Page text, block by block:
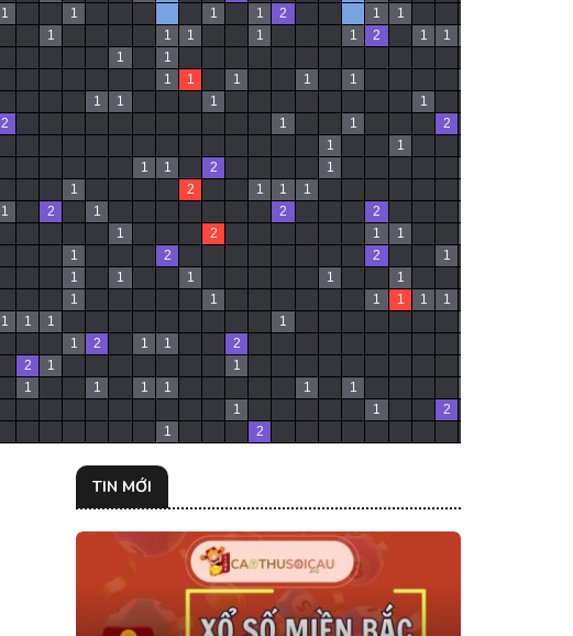
1 1 1 1 2 1 1
1 1 1 1 1 2 1 1
1
1
1 1 1 1 1
1 1 1 1
2 1 1 2
1 1
1 1 2 1
1 2 1 1 1
1 2 1 2 2
1 2 1 1
1 2 2 1
1 1 1 1 1
1 1 1 1 1
1
1 1 1 1
1 2 1 1 2
2 1 1
1 1 1 1 1 1
1 1
2
1 2
TIN MỚI